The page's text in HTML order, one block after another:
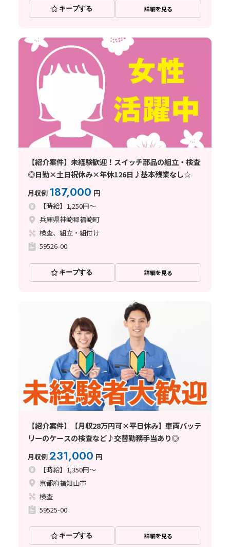
キープする 詳細を見る
【紹介案件】未経験歓迎！スイッチ部品の組立・検査
◎日勤×土日祝休み×年休126日♪基本残業なし☆
月収例 187,000 円
【時給】1,250円～
兵庫県神崎郡福崎町
検査、組立・組付け
59526-00
キープする 詳細を見る
【紹介案件】【月収28万円可×平日休み】車両バッテ
リーのケースの検査など♪交替勤務手当あり◎
月収例231,000 円
【時給】1,350円～
京都府福知山市
検査
59525-00
キープする 詳細を見る